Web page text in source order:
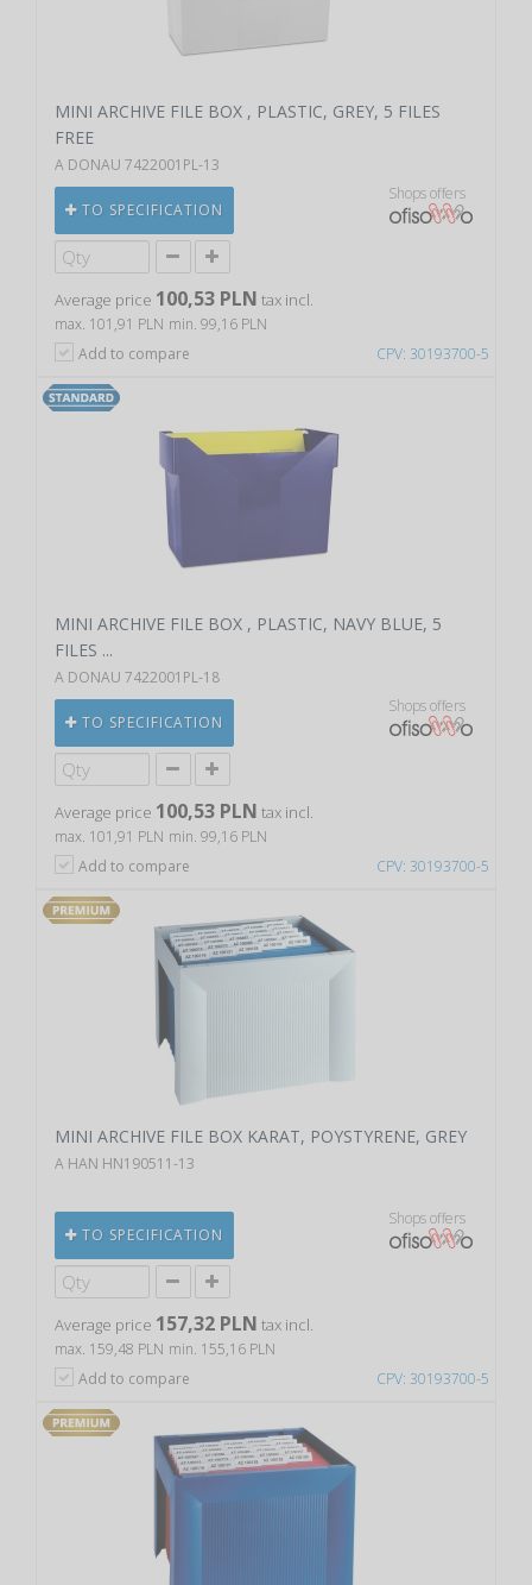
CPV: 30193700-5
MINI ARCHIVE FILE BOX , PLASTIC, GREY, 5 FILES
FREE
A DONAU 7422001PL-13
TO SPECIFICATION
Shops offers
Average price 100,53 PLN tax incl.
max. 101,91 PLN min. 99,16 PLN
Add to compare
CPV: 30193700-5
MINI ARCHIVE FILE BOX , PLASTIC, NAVY BLUE, 5
FILES ...
A DONAU 7422001PL-18
TO SPECIFICATION
Shops offers
Average price 100,53 PLN tax incl.
max. 101,91 PLN min. 99,16 PLN
Add to compare
CPV: 30193700-5
MINI ARCHIVE FILE BOX KARAT, POYSTYRENE, GREY
A HAN HN190511-13
TO SPECIFICATION
Shops offers
Average price 157,32 PLN tax incl.
max. 159,48 PLN min. 155,16 PLN
Add to compare